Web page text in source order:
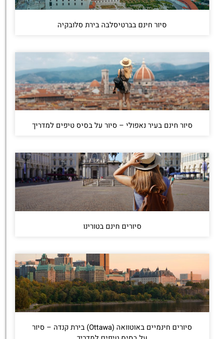
סיור חינם בברטיסלבה בירת סלובקיה
סיור חינם בעיר נאפולי – סיור על בסיס טיפים למדריך
סיורים חינם בטורינו
סיורים חינמיים באוטוואה (Ottawa) בירת קנדה – סיור